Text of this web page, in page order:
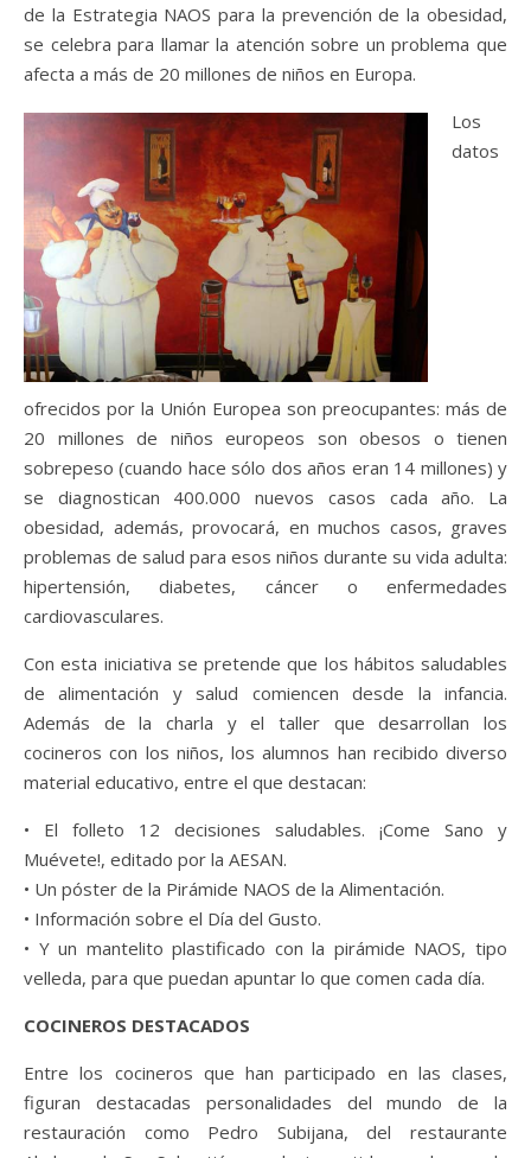
de la Estrategia NAOS para la prevención de la obesidad,
se celebra para llamar la atención sobre un problema que
afecta a más de 20 millones de niños en Europa.
Los
datos
ofrecidos por la Unión Europea son preocupantes: más de
20 millones de niños europeos son obesos o tienen
sobrepeso (cuando hace sólo dos años eran 14 millones) y
se diagnostican 400.000 nuevos casos cada año. La
obesidad, además, provocará, en muchos casos, graves
problemas de salud para esos niños durante su vida adulta:
hipertensión, diabetes, cáncer o enfermedades
cardiovasculares.
Con esta iniciativa se pretende que los hábitos saludables
de alimentación y salud comiencen desde la infancia.
Además de la charla y el taller que desarrollan los
cocineros con los niños, los alumnos han recibido diverso
material educativo, entre el que destacan:
• El folleto 12 decisiones saludables. ¡Come Sano y
Muévete!, editado por la AESAN.
• Un póster de la Pirámide NAOS de la Alimentación.
• Información sobre el Día del Gusto.
• Y un mantelito plastificado con la pirámide NAOS, tipo
velleda, para que puedan apuntar lo que comen cada día.
COCINEROS DESTACADOS
Entre los cocineros que han participado en las clases,
figuran destacadas personalidades del mundo de la
restauración como Pedro Subijana, del restaurante